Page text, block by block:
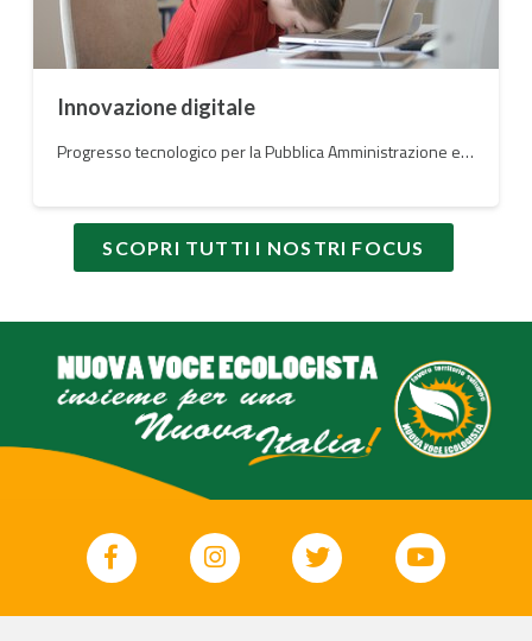
Innovazione digitale
Progresso tecnologico per la Pubblica Amministrazione e per le infrastrutture a vantaggio dei cittadini
SCOPRI TUTTI I NOSTRI FOCUS